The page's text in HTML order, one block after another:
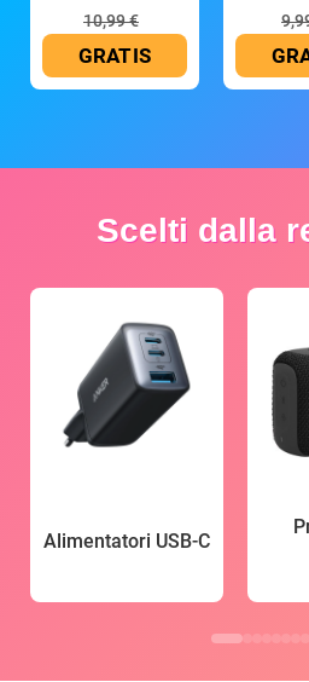
10,99 €
GRATIS
Scelti dalla
Alimentatori USB-C